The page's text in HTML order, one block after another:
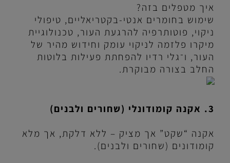
איך מטפלים בזה?
שימוש בחומרים אנטי-בקטריאליים, טיפולי
ניקוי, פוטותרפיה להרגעת העור, טכנולוגיית
מיקרו פלזמה לניקוי עומק וחידוש מהיר של
העור, ו־גלי רדיו להפחתת פעילות בלוטות
החלב בצורה מבוקרת.
3. אקנה קומודונלי (שחורים ולבנים)
אקנה “שקט” אך מציק – ללא דלקת, אך מלא
קומודונים (שחורים ולבנים).